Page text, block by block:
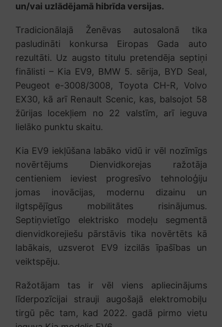
un/vai uzlādējamā hibrīda versijas.
Tradicionālajā Ženēvas autosalonā tika
pasludināti konkursa Eiropas Gada auto
rezultāti. Uz augsto titulu pretendēja septiņi
finālisti – Kia EV9, BMW 5. sērija, BYD Seal,
Peugeot e-3008/3008, Toyota CH-R, Volvo
EX30, kā arī Renault Scenic, kas, balsojot 58
žūrijas locekļiem no 22 valstīm, arī ieguva
lielāko punktu skaitu.
Kia EV9 iekļūšana labāko vidū ir vēl nozīmīgs
novērtējums Dienvidkorejas ražotāja
centieniem ieviest progresīvo tehnoloģiju
jomas inovācijas, modernu dizainu un
ilgtspējīgus mobilitātes risinājumus.
Septiņvietīgo elektrisko modeļu segmentā
dienvidkorejiešu pārstāvis tika novērtēts kā
labākais, uzsverot EV9 izcilās īpašības un
veiktspēju.
Ražotājam tas ir vēl viens apliecinājums
līderpozīcijai strauji augošajā elektromobiļu
tirgū pēc tam, kad 2022. gadā pirmo vietu